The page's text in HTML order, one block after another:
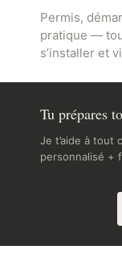
Permis,
pratique —
s’installer et
Tu prépares
Je t’aide à tout
personnalisé +